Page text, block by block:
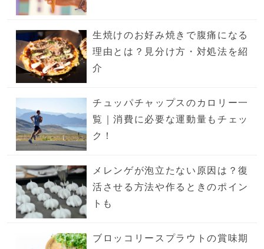
生焼けのお好み焼きで腹痛になる
理由とは？見分け方・対処法を紹
介
チュッパチャップスのカロリー一
覧｜消費に必要な運動量もチェッ
ク！
メレンゲが泡立たない原因は？復
活させる方法や作るときのポイン
トも
ブロッコリースプラウトの賞味期